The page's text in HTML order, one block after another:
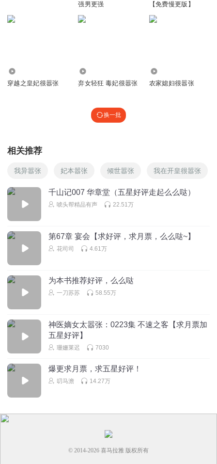
强男更强
【免费慢更版】
穿越之皇妃很嚣张 弃女轻狂 毒妃很嚣张 农家媳妇很嚣张
换一批
相关推荐
我异嚣张 妃本嚣张 倾世嚣张 我在开皇很嚣张
千山记007 华章堂（五星好评走起么么哒）
唬头帮精品有声 22.51万
第67章 宴会【求好评，求月票，么么哒~】
花司司 4.61万
为本书推荐好评，么么哒
一刀苏苏 58.55万
神医嫡女太嚣张：0223集 不速之客【求月票加
五星好评】
珊姗莱迟 7030
爆更求月票，求五星好评！
叨马澹 14.27万
© 2014-2026 喜马拉雅 版权所有